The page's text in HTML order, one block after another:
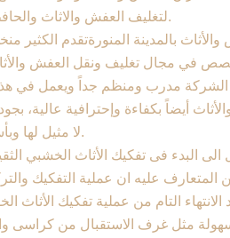
لتغليف العفش والاثاث والحافظ عليه من الاتربه.
بالمدينة المنورةتقدم الكثير
في مجال تغليف ونقل العفش
الشركة مدرب ومنظم جداً ويعمل في
أيضاً بكفاءة وإحترافية عالية،
لا مثيل لها وبأسعار منخفضة جداً.
البدء فى تفكيك الأثاث الخشبي
عليه ان عملية التفكيك
التام من عملية تفكيك الأثاث
مثل غرف الاستقبال من كراسى